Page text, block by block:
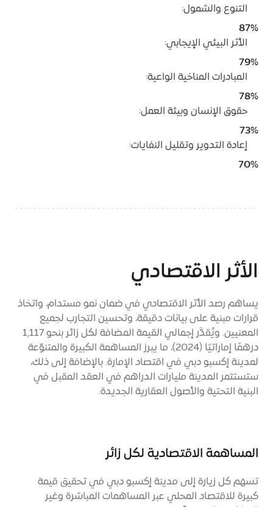
التنوع والشمول:
87%
الأثر البيئي الإيجابي:
79%
المبادرات المناخية الواعية:
78%
حقوق الإنسان وبيئة العمل:
73%
إعادة التدوير وتقليل النفايات:
70%
الأثر الاقتصادي
يساهم رصد الأثر الاقتصادي في ضمان نمو مستدام، واتخاذ
قرارات مبنية على بيانات دقيقة، وتحسين التجارب لجميع
المعنيين. ويُقدَّر إجمالي القيمة المضافة لكل زائر بنحو 1,117
درهمًا إماراتيًا (2024)، ما يبرز المساهمة الكبيرة والمتنوّعة
لمدينة إكسبو دبي في اقتصاد الإمارة. بالإضافة إلى ذلك،
ستستثمر المدينة مليارات الدراهم في العقد المقبل في
البنية التحتية والأصول العقارية الجديدة.
المساهمة الاقتصادية لكل زائر
تسهم كل زيارة إلى مدينة إكسبو دبي في تحقيق قيمة
كبيرة للاقتصاد المحلي عبر المساهمات المباشرة وغير